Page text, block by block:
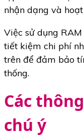
nhận dạng và
Việc sử dụng
tiết kiệm chi phí
trên để đảm bảo
thống.
Các
chú ý